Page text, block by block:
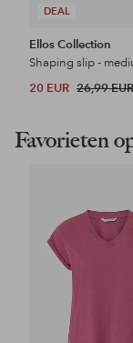
DEAL
Ellos Collection
20 EUR 26,99 EUR
Favorieten